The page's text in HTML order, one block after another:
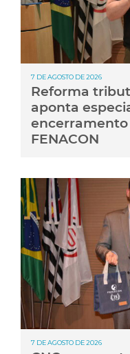
7 DE AGOSTO DE 2026
Reforma
aponta
encerramento
FENACON
7 DE AGOSTO DE 2026